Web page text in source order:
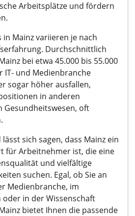
Arbeitsplätze und fördern
in Mainz variieren je nach
Durchschnittlich
bei etwa 45.000 bis 55.000
IT- und Medienbranche
sogar höher ausfallen,
in anderen
Gesundheitswesen, oft
sich sagen, dass Mainz ein
für Arbeitnehmer ist, die eine
und vielfältige
suchen. Egal, ob Sie an
Medienbranche, im
oder in der Wissenschaft
bietet Ihnen die passende